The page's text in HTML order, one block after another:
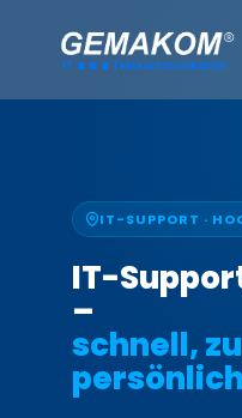
springen
IT-SUPPORT ·
IT-
–
schnell,